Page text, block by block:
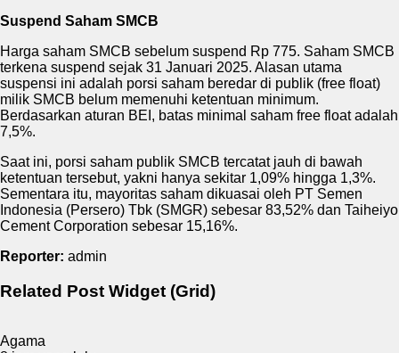
Suspend Saham SMCB
Harga saham SMCB sebelum suspend Rp 775. Saham SMCB
terkena suspend sejak 31 Januari 2025. Alasan utama
suspensi ini adalah porsi saham beredar di publik (free float)
milik SMCB belum memenuhi ketentuan minimum.
Berdasarkan aturan BEI, batas minimal saham free float adalah
7,5%.
Saat ini, porsi saham publik SMCB tercatat jauh di bawah
ketentuan tersebut, yakni hanya sekitar 1,09% hingga 1,3%.
Sementara itu, mayoritas saham dikuasai oleh PT Semen
Indonesia (Persero) Tbk (SMGR) sebesar 83,52% dan Taiheiyo
Cement Corporation sebesar 15,16%.
Reporter: admin
Related Post Widget (Grid)
Agama